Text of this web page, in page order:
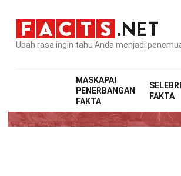
Ubah rasa ingin tahu Anda menjadi
MASKAPAI
PENERBANGAN
FAKTA
FAKTA